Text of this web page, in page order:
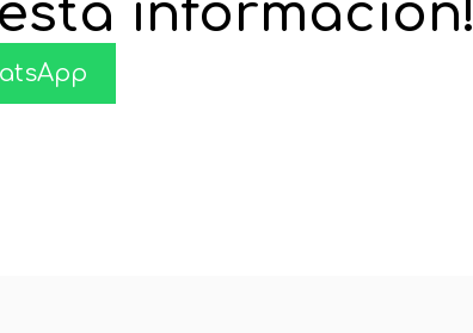
información!